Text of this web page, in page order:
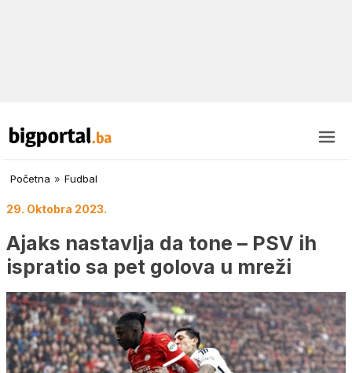
Početna » Fudbal
29. Oktobra 2023.
Ajaks nastavlja da tone – PSV ih
ispratio sa pet golova u mreži